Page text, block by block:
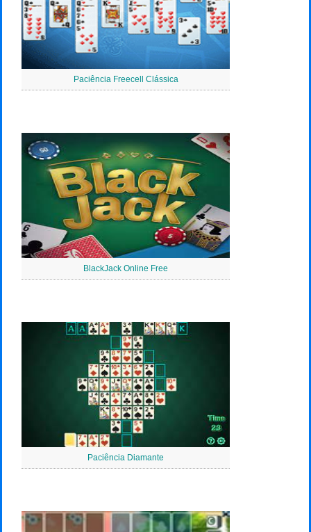
Paciência Freecell Clássica
BlackJack Online Free
Paciência Diamante